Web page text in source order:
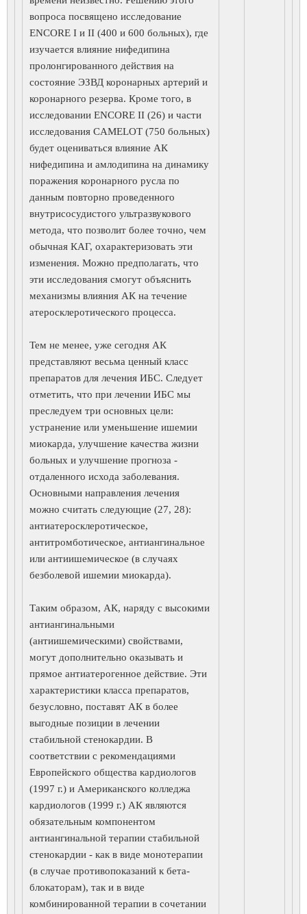
вопроса посвящено исследование
ENCORE I и II (400 и 600 больных), где
изучается влияние нифедипина
пролонгированного действия на
состояние ЭЗВД коронарных артерий и
коронарного резерва. Кроме того, в
исследовании ENCORE II (26) и части
исследования CAMELOT (750 больных)
будет оцениваться влияние АК
нифедипина и амлодипина на динамику
поражения коронарного русла по
данным повторно проведенного
внутрисосудистого ультразвукового
метода, что позволит более точно, чем
обычная КАГ, охарактеризовать эти
изменения. Можно предполагать, что
эти исследования смогут объяснить
механизмы влияния АК на течение
атеросклеротического процесса.
Тем не менее, уже сегодня АК
представляют весьма ценный класс
препаратов для лечения ИБС. Следует
отметить, что при лечении ИБС мы
преследуем три основных цели:
устранение или уменьшение ишемии
миокарда, улучшение качества жизни
больных и улучшение прогноза -
отдаленного исхода заболевания.
Основными направления лечения
можно считать следующие (27, 28):
антиатеросклеротическое,
антитромботическое, антиангинальное
или антиишемическое (в случаях
безболевой ишемии миокарда).
Таким образом, АК, наряду с высокими
антиангинальными
(антиишемическими) свойствами,
могут дополнительно оказывать и
прямое антиатерогенное действие. Эти
характеристики класса препаратов,
безусловно, поставят АК в более
выгодные позиции в лечении
стабильной стенокардии. В
соответствии с рекомендациями
Европейского общества кардиологов
(1997 г.) и Американского колледжа
кардиологов (1999 г.) АК являются
обязательным компонентом
антиангинальной терапии стабильной
стенокардии - как в виде монотерапии
(в случае противопоказаний к бета-
блокаторам), так и в виде
комбинированной терапии в сочетании